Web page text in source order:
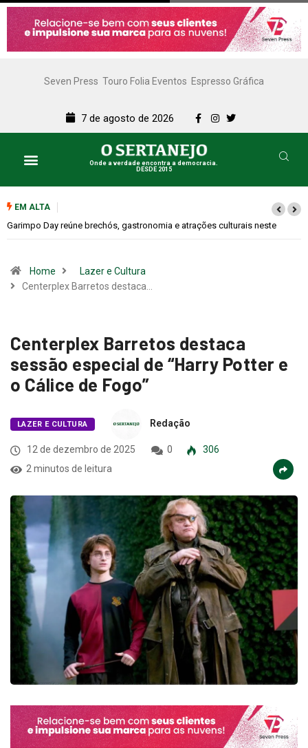
Seven Press Touro Folia Eventos Espresso Gráfica
7 de agosto de 2026
Onde a verdade encontra a democracia.
DESDE 2015
EM ALTA
Bugonia transforma paranoia e conspiração em um suspense
Home
Lazer e Cultura
Centerplex Barretos destaca…
Centerplex Barretos destaca
sessão especial de “Harry Potter e
o Cálice de Fogo”
LAZER E CULTURA Redação
12 de dezembro de 2025 0
306
2 minutos de leitura